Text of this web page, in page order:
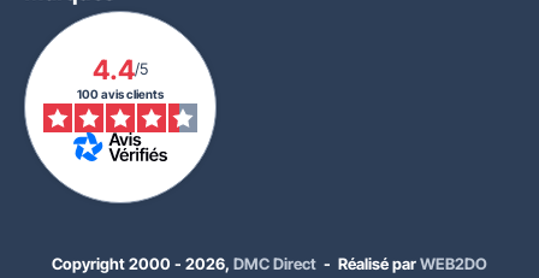
4.4/5
100 avis clients
Copyright 2000 - 2026, DMC Direct - Réalisé parWEB2DO